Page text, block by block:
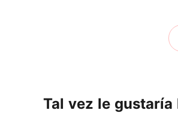
Tal vez le gustaría